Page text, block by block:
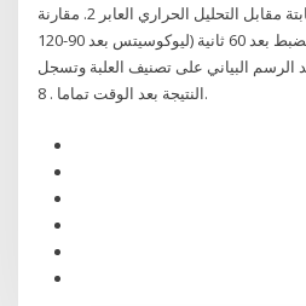
العابر. ملخص - الحالة الثابتة مقابل التحليل الحراري العابر 2. مقارنة
بألوان من الوصاد الكاشف بالضبط بعد 60 ثانية (ليوكوسيتس بعد 90-120
الرسم البياني على تصنيف العلبة وتسجل
النتيجة بعد الوقت تماما . 8.